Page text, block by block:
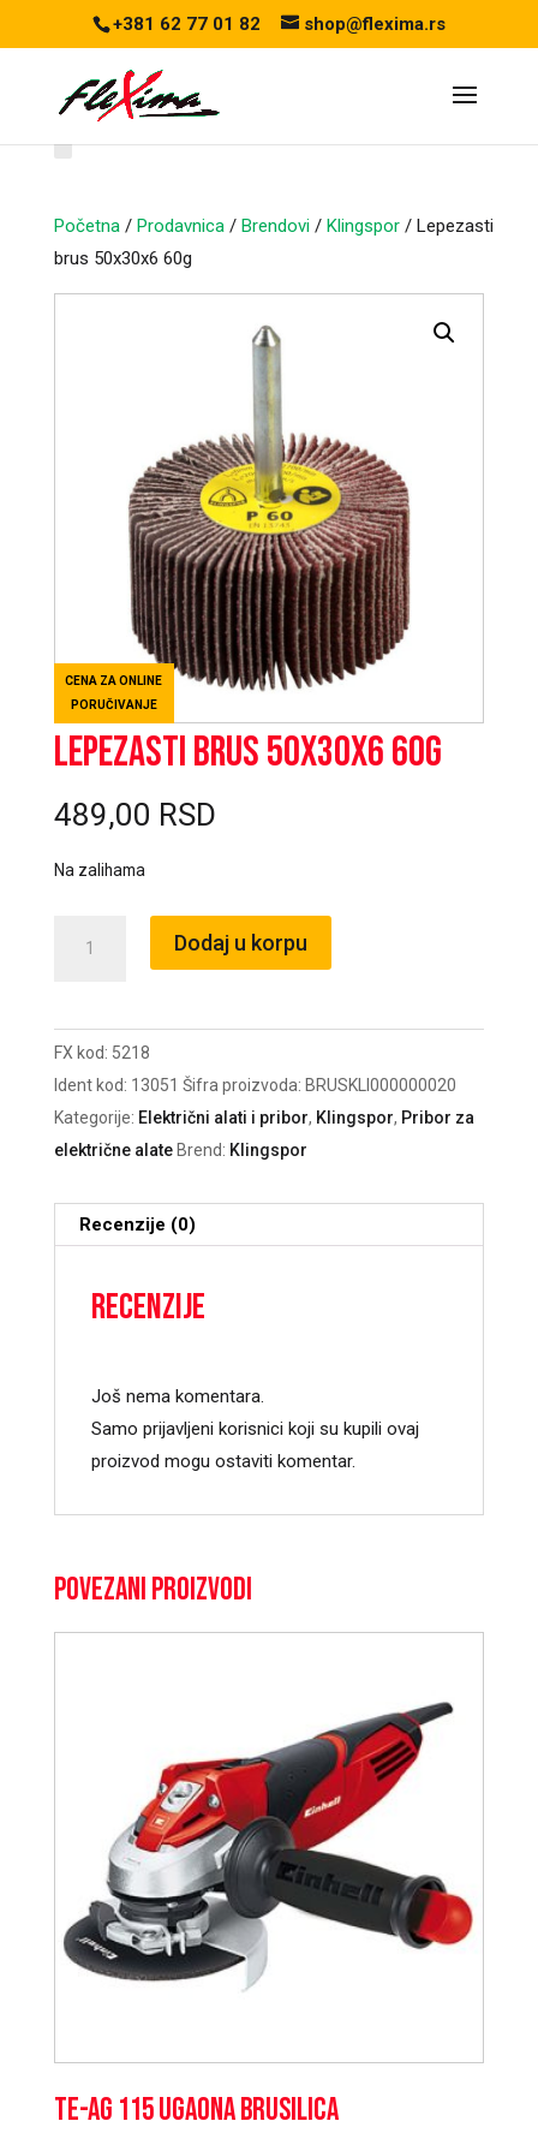
+381 62 77 01 82 shop@flexima.rs
Početna/ Prodavnica/ Brendovi/ Klingspor/ Lepezasti
brus 50x30x6 60g
CENA ZA ONLINE
PORUČIVANJE
Lepezasti brus 50x30x6 60g
489,00 RSD
Na zalihama
60g
količina
Dodaj u korpu
FX kod: 5218
Ident kod: 13051 Šifra proizvoda: BRUSKLI000000020
Kategorije: Električni alati i pribor, Klingspor, Pribor za
električne alate Brend: Klingspor
Recenzije (0)
Recenzije
Još nema komentara.
Samo prijavljeni korisnici koji su kupili ovaj
proizvod mogu ostaviti komentar.
Povezani proizvodi
TE-AG 115 Ugaona brusilica